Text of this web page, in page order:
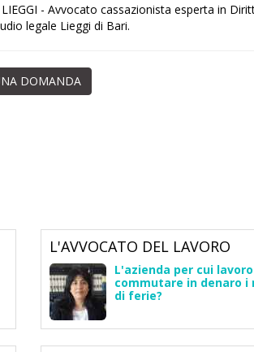
LIEGGI - Avvocato cassazionista esperta in
legale Lieggi di Bari.
DOMANDA
L'AVVOCATO DEL LAVORO
L'azienda per cui
commutare in denaro i
di ferie?